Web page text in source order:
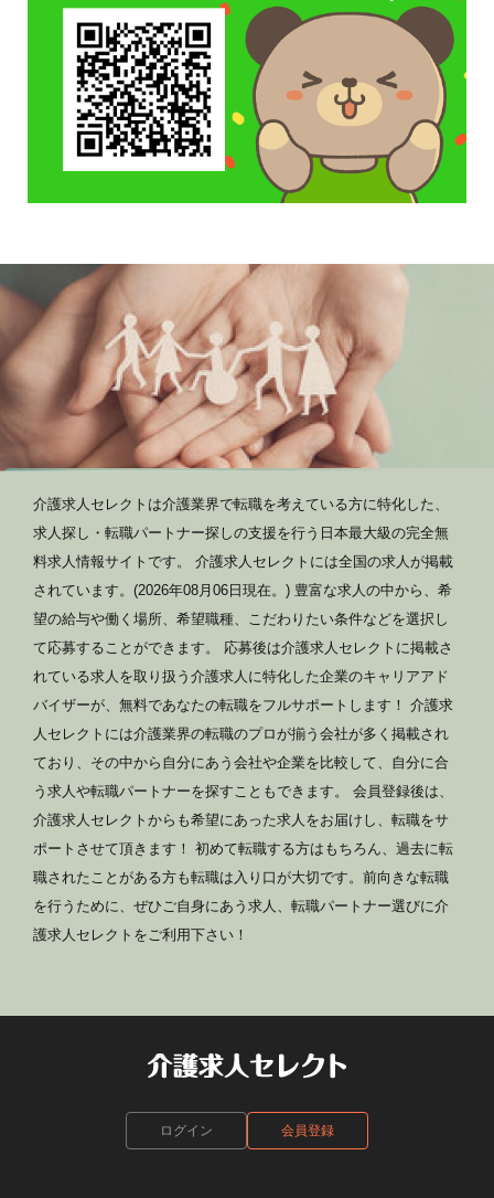
介護求人セレクトは介護業界で転職を考えている方に特化した、
求人探し・転職パートナー探しの支援を行う日本最大級の完全無
料求人情報サイトです。 介護求人セレクトには全国の求人が掲載
されています。(2026年08月06日現在。) 豊富な求人の中から、希
望の給与や働く場所、希望職種、こだわりたい条件などを選択し
て応募することができます。 応募後は介護求人セレクトに掲載さ
れている求人を取り扱う介護求人に特化した企業のキャリアアド
バイザーが、無料であなたの転職をフルサポートします！ 介護求
人セレクトには介護業界の転職のプロが揃う会社が多く掲載され
ており、その中から自分にあう会社や企業を比較して、自分に合
う求人や転職パートナーを探すこともできます。 会員登録後は、
介護求人セレクトからも希望にあった求人をお届けし、転職をサ
ポートさせて頂きます！ 初めて転職する方はもちろん、過去に転
職されたことがある方も転職は入り口が大切です。前向きな転職
を行うために、ぜひご自身にあう求人、転職パートナー選びに介
護求人セレクトをご利用下さい！
ログイン 会員登録